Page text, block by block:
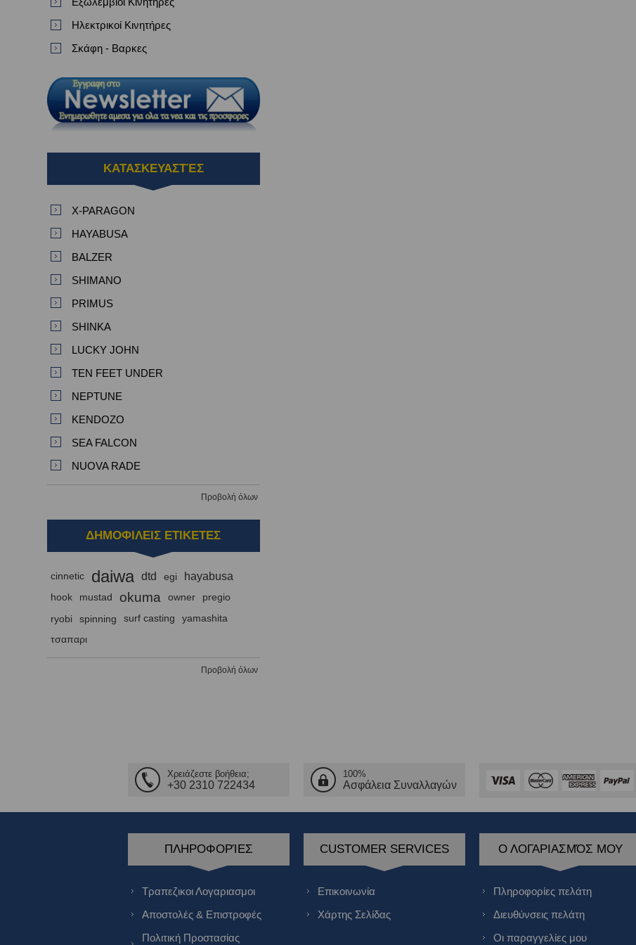
Ηλεκτρικοί Κινητήρες
Σκάφη - Βαρκες
ΚΑΤΑΣΚΕΥΑΣΤΈΣ
X-PARAGON
HAYABUSA
BALZER
SHIMANO
PRIMUS
SHINKA
LUCKY JOHN
TEN FEET UNDER
NEPTUNE
KENDOZO
SEA FALCON
NUOVA RADE
Προβολή όλων
ΔΗΜΟΦΙΛΕΙΣ ΕΤΙΚΕΤΕΣ
cinnetic daiwa dtd egi hayabusa
hook mustad okuma owner pregio
ryobi spinning surf casting
yamashita
τσαπαρι
Προβολή όλων
Χρειάζεστε βοήθεια;
+30 2310 722434
100%
Ασφάλεια Συναλλαγών
ΠΛΗΡΟΦΟΡΊΕΣ
Τραπεζικοι Λογαριασμοι
Αποστολές & Επιστροφές
Πολιτική Προστασίας
CUSTOMER SERVICES
Επικοινωνία
Χάρτης Σελίδας
Ο ΛΟΓΑΡΙΑΣΜΌΣ ΜΟΥ
Πληροφορίες πελάτη
Διευθύνσεις πελάτη
Οι παραγγελίες μου